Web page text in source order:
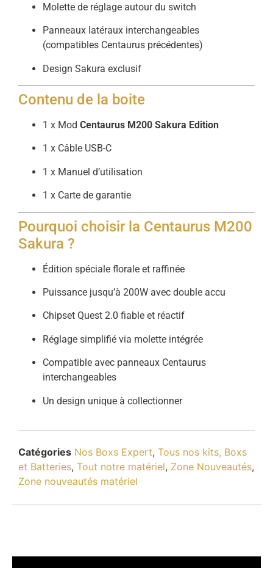
Molette de réglage autour du switch
Panneaux latéraux interchangeables
(compatibles Centaurus précédentes)
Design Sakura exclusif
Contenu de la boite
1 x Mod Centaurus M200 Sakura Edition
1 x Câble USB-C
1 x Manuel d’utilisation
1 x Carte de garantie
Pourquoi choisir la Centaurus M200
Sakura ?
Édition spéciale florale et raffinée
Puissance jusqu’à 200W avec double accu
Chipset Quest 2.0 fiable et réactif
Réglage simplifié via molette intégrée
Compatible avec panneaux Centaurus
interchangeables
Un design unique à collectionner
Catégories Nos Boxs Expert, Tous nos kits, Boxs
et Batteries, Tout notre matériel, Zone Nouveautés,
Zone nouveautés matériel